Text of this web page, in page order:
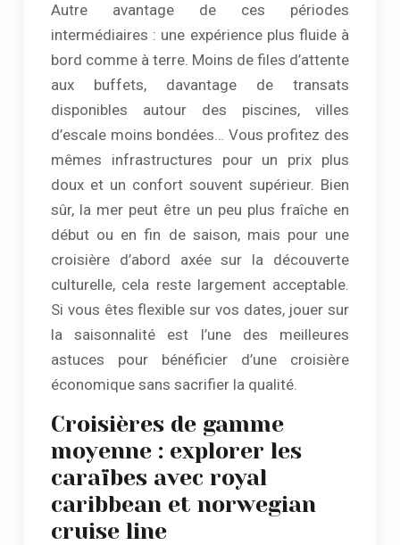
Autre avantage de ces périodes
intermédiaires : une expérience plus fluide à
bord comme à terre. Moins de files d’attente
aux buffets, davantage de transats
disponibles autour des piscines, villes
d’escale moins bondées… Vous profitez des
mêmes infrastructures pour un prix plus
doux et un confort souvent supérieur. Bien
sûr, la mer peut être un peu plus fraîche en
début ou en fin de saison, mais pour une
croisière d’abord axée sur la découverte
culturelle, cela reste largement acceptable.
Si vous êtes flexible sur vos dates, jouer sur
la saisonnalité est l’une des meilleures
astuces pour bénéficier d’une croisière
économique sans sacrifier la qualité.
Croisières de gamme
moyenne : explorer les
caraïbes avec royal
caribbean et norwegian
cruise line